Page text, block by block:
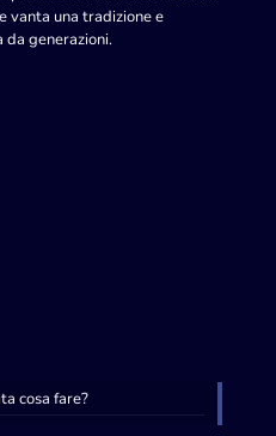
vanta una tradizione e
da generazioni.
cosa fare?